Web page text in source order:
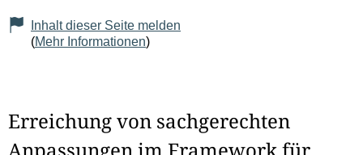
Inhalt dieser Seite melden
(Mehr Informationen)
Erreichung von sachgerechten